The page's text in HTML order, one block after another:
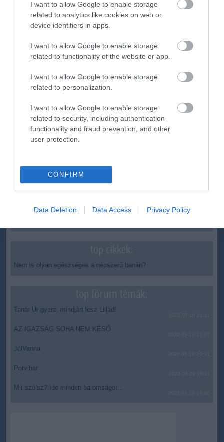
I want to allow Google to enable storage
related to analytics like cookies on web or
device identifiers in apps.
I want to allow Google to enable storage
related to functionality of the website or app.
I want to allow Google to enable storage
related to personalization.
I want to allow Google to enable storage
related to security, including authentication
functionality and fraud prevention, and other
user protection.
CONFIRM
Data Deletion Data Access Privacy Policy
ma.hu legfrissebb hírei:
Nagy erőkkel keresik a szomjazó gólyát megmentő
Árpádot
Magyar Péter: átfogó energiafejlesztési tervet fogadott el a
kormány
Kenyában bezzeg minden zöldebb
Második világháborús német katonai motorkerékpár
16:12
A Tisza-frakció kezdeményezte, hogy jövő kedden legyen
az államfőválasztás
Megható felvétel: elpusztult borját vitte magával egy
Nem is olyan egészséges a népszerű banán?
Tanár Úr gyere, mindjárt lesz Lillád!
AZ IGAZSÁG SOHA NEM KÉSŐ
JólVanna
Porvihar
Mit szólsz? Ide minden baromságot...